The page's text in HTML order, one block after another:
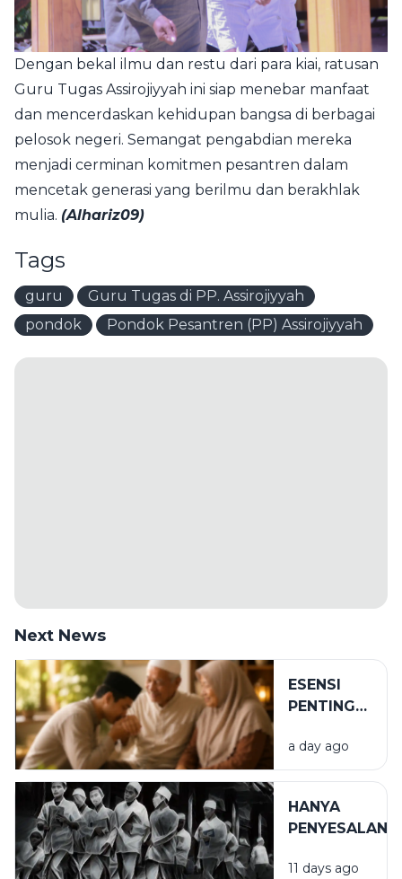
Dengan bekal ilmu dan restu dari para kiai, ratusan
Guru Tugas Assirojiyyah ini siap menebar manfaat
dan mencerdaskan kehidupan bangsa di berbagai
pelosok negeri. Semangat pengabdian mereka
menjadi cerminan komitmen pesantren dalam
mencetak generasi yang berilmu dan berakhlak
mulia. (Alhariz09)
Tags
guru
Guru Tugas di PP. Assirojiyyah
pondok
Pondok Pesantren (PP) Assirojiyyah
Next News
ESENSI
PENTING
BIRRUL
WALIDAIN
a day ago
HANYA
PENYESALAN
11 days ago